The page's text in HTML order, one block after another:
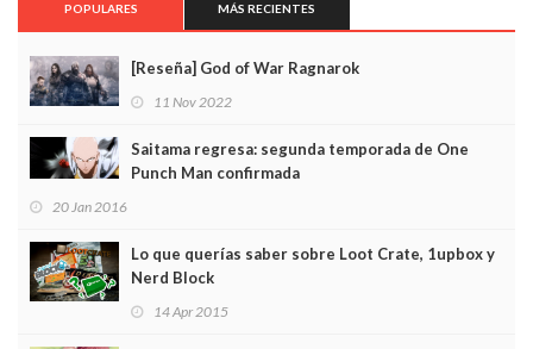
POPULARES MÁS RECIENTES
[Reseña] God of War Ragnarok
11 Nov 2022
Saitama regresa: segunda temporada de One
Punch Man confirmada
20 Jan 2016
Lo que querías saber sobre Loot Crate, 1upbox y
Nerd Block
14 Apr 2015